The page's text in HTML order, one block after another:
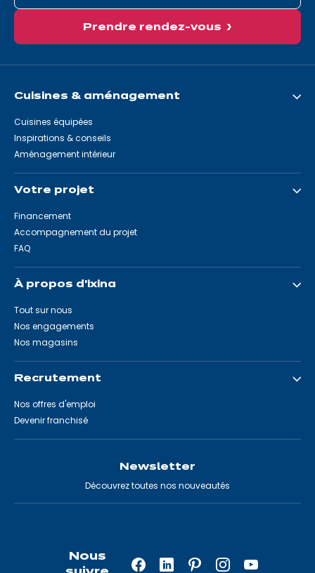
Prendre rendez-vous
Cuisines & aménagement
Cuisines équipées
Inspirations & conseils
Aménagement intérieur
Votre projet
Financement
Accompagnement du projet
FAQ
À propos d'ixina
Tout sur nous
Nos engagements
Nos magasins
Recrutement
Nos offres d'emploi
Devenir franchisé
Newsletter
Découvrez toutes nos nouveautés
Nous